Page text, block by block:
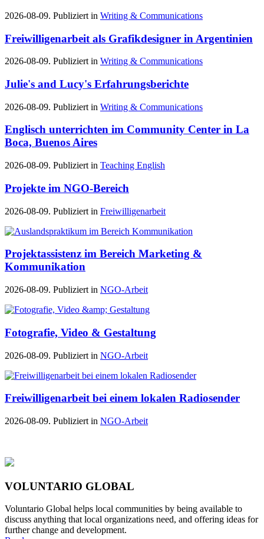
2026-08-09. Publiziert in Writing & Communications
Freiwilligenarbeit als Grafikdesigner in Argentinien
2026-08-09. Publiziert in Writing & Communications
Julie's and Lucy's Erfahrungsberichte
2026-08-09. Publiziert in Writing & Communications
Englisch unterrichten im Community Center in La
Boca, Buenos Aires
2026-08-09. Publiziert in Teaching English
Projekte im NGO-Bereich
2026-08-09. Publiziert in Freiwilligenarbeit
Projektassistenz im Bereich Marketing &
Kommunikation
2026-08-09. Publiziert in NGO-Arbeit
Fotografie, Video & Gestaltung
2026-08-09. Publiziert in NGO-Arbeit
Freiwilligenarbeit bei einem lokalen Radiosender
2026-08-09. Publiziert in NGO-Arbeit
VOLUNTARIO GLOBAL
Voluntario Global helps local communities by being available to
discuss anything that local organizations need, and offering ideas for
further change and development.